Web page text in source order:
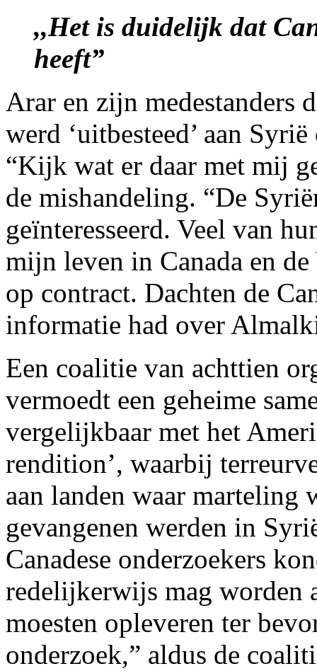
,,Het is duidelijk dat
heeft”
Arar en zijn medestanders
werd ‘uitbesteed’ aan
“Kijk wat er daar met mij
de mishandeling. “De
geïnteresseerd. Veel van
mijn leven in Canada en
op contract. Dachten de
informatie had over
Een coalitie van achttien
vermoedt een geheime
vergelijkbaar met het
rendition’, waarbij
aan landen waar marteling
gevangenen werden in
Canadese onderzoekers
redelijkerwijs mag worden
moesten opleveren ter
onderzoek,” aldus de